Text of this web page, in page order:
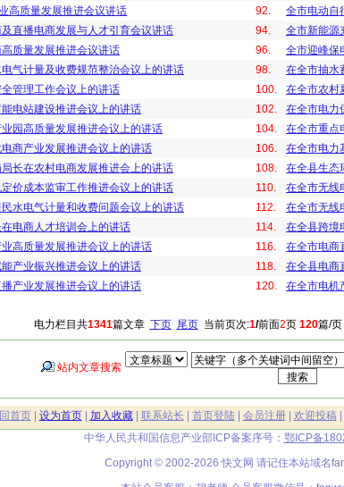
高质量发展推进会议讲话 92.
全市电动自
直播电商发展与人才引育会议讲话 94.
全市新能源
质量发展推进会议讲话 96.
全市迎峰保
气计量及收费规范整治会议上的讲话 98.
在全市抽水
管理工作会议上的讲话 100.
在全市农村
电站建设推进会议上的讲话 102.
在全市电力
园高质量发展推进会议上的讲话 104.
在全市重点
商产业发展推进会议上的讲话 106.
在全市电力
长在农村电商发展推进会上的讲话 108.
在全县生态
价成本监审工作推进会议上的讲话 110.
在全市无线
水电气计量和收费问题会议上的讲话 112.
在全市无线
电商人才培训会上的讲话 114.
在全县跨境
高质量发展推进会议上的讲话 116.
在全市电商
产业振兴推进会议上的讲话 118.
在全县电商
产业发展推进会议上的讲话 120. 在全市电机
电力栏目共1341篇文章 下页 尾页当前页次:1/前面2页 120篇/
站内文章搜索
首页| 设为首页| 加入收藏| 联系站长 首页登陆| 会员注册| 欢迎投稿
中华人民共和国信息产业部ICP备案序号： 鄂ICP备
Copyright © 2002-2026 快文网 请记住本站域名